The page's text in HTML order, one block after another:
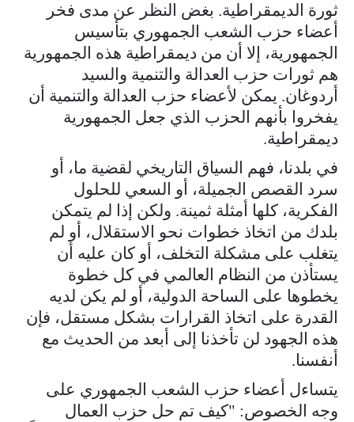
ثورة الديمقراطية. بغض النظر عن مدى فخر
أعضاء حزب الشعب الجمهوري بتأسيس
الجمهورية، إلا أن من ديمقراطية هذه الجمهورية
هم ثورات حزب العدالة والتنمية والسيد
أردوغان. يمكن لأعضاء حزب العدالة والتنمية أن
يفخروا بأنهم الحزب الذي جعل الجمهورية
ديمقراطية.
في بلدنا، فهم السياق التاريخي لقضية ما، أو
سرد القصص الجميلة، أو السعي للحلول
الفكرية، كلها أمثلة ثمينة. ولكن إذا لم يتمكن
بلدك من اتخاذ خطوات نحو الاستقلال، أو لم
يتغلب على مشكلة التخلف، أو كان عليه أن
يستأذن من النظام العالمي في كل خطوة
يخطوها على الساحة الدولية، أو لم يكن لديه
القدرة على اتخاذ القرارات بشكل مستقل، فإن
هذه الجهود لن تأخذنا إلى أبعد من الحديث مع
أنفسنا.
يتساءل أعضاء حزب الشعب الجمهوري على
وجه الخصوص: "كيف تم حل حزب العمال